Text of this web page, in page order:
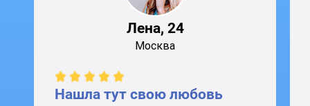
Лена, 24
Москва
Нашла тут свою любовь